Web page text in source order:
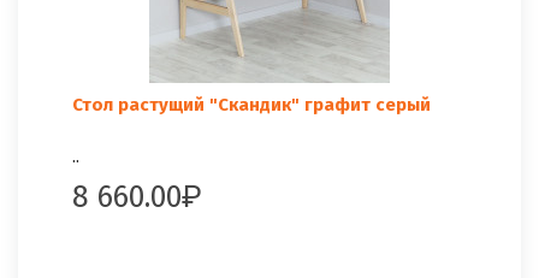
Стол растущий "Скандик" графит серый
..
8 660.00